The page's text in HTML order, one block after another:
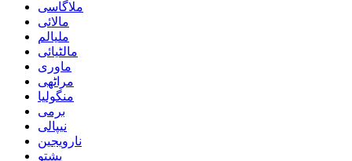
ملاگاسی
مالائی
ملیالم
مالٹیائی
ماوری
مراٹھی
منگولیا
برمی
نیپالی
نارویجین
پشتو